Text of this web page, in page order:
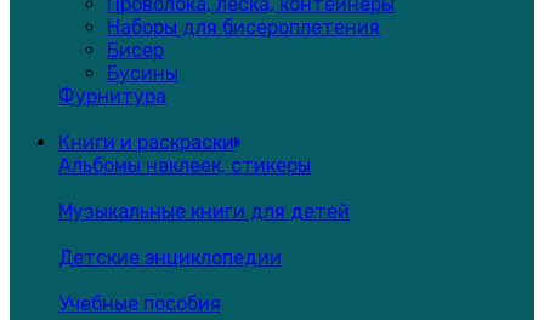
Наборы для бисероплетения
Бисер
Бусины
Фурнитура
Книги и раскраски
Альбомы наклеек, стикеры
Музыкальные книги для детей
Детские энциклопедии
Учебные пособия